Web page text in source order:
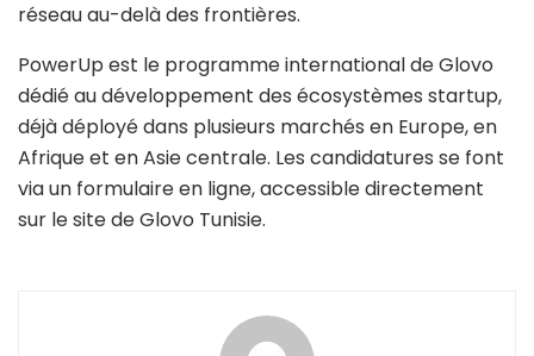
réseau au-delà des frontières.
PowerUp est le programme international de Glovo
dédié au développement des écosystèmes startup,
déjà déployé dans plusieurs marchés en Europe, en
Afrique et en Asie centrale. Les candidatures se font
via un formulaire en ligne, accessible directement
sur le site de Glovo Tunisie.